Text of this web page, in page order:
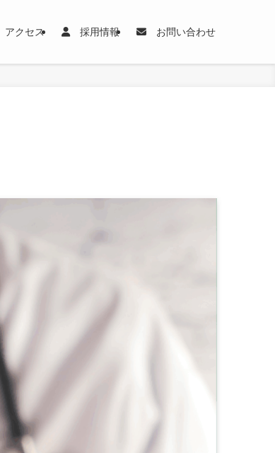
アクセス 採用情報 お問い合わせ